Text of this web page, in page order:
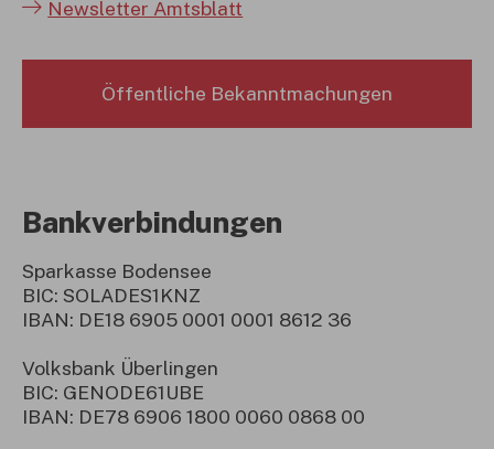
Newsletter Amtsblatt
Öffentliche Bekanntmachungen
Bankverbindungen
Sparkasse Bodensee
BIC: SOLADES1KNZ
IBAN: DE18 6905 0001 0001 8612 36
Volksbank Überlingen
BIC: GENODE61UBE
IBAN: DE78 6906 1800 0060 0868 00